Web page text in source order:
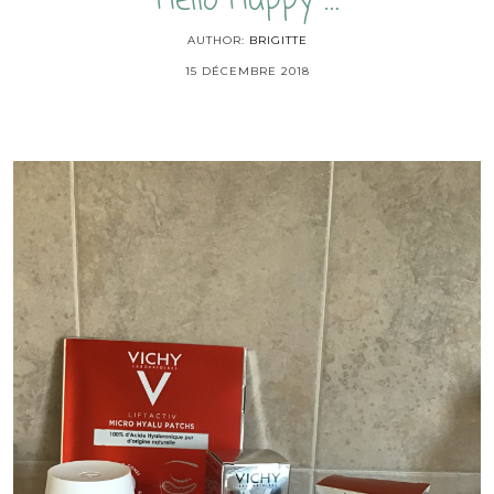
AUTHOR: BRIGITTE
15 DÉCEMBRE 2018